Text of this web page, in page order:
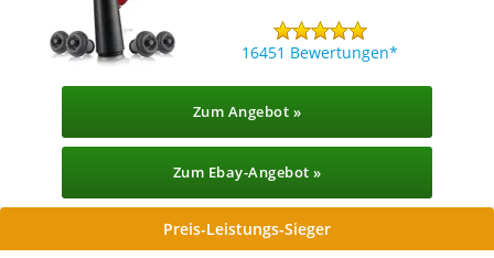
16451 Bewertungen
Zum Angebot »
Zum Ebay-Angebot »
Preis-Leistungs-Sieger